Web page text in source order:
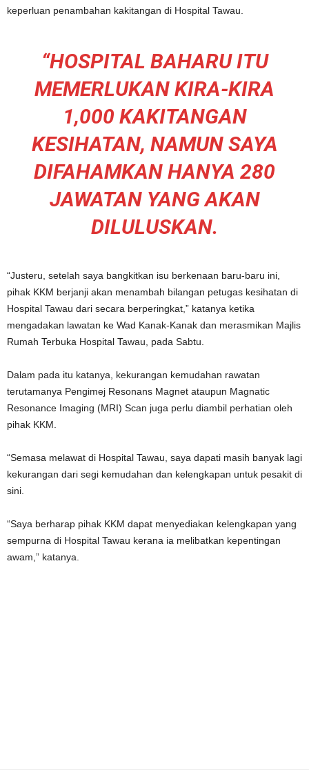
keperluan penambahan kakitangan di Hospital Tawau.
“HOSPITAL BAHARU ITU
MEMERLUKAN KIRA-KIRA
1,000 KAKITANGAN
KESIHATAN, NAMUN SAYA
DIFAHAMKAN HANYA 280
JAWATAN YANG AKAN
DILULUSKAN.
“Justeru, setelah saya bangkitkan isu berkenaan baru-baru ini,
pihak KKM berjanji akan menambah bilangan petugas kesihatan di
Hospital Tawau dari secara berperingkat,” katanya ketika
mengadakan lawatan ke Wad Kanak-Kanak dan merasmikan Majlis
Rumah Terbuka Hospital Tawau, pada Sabtu.
Dalam pada itu katanya, kekurangan kemudahan rawatan
terutamanya Pengimej Resonans Magnet ataupun Magnatic
Resonance Imaging (MRI) Scan juga perlu diambil perhatian oleh
pihak KKM.
“Semasa melawat di Hospital Tawau, saya dapati masih banyak lagi
kekurangan dari segi kemudahan dan kelengkapan untuk pesakit di
sini.
“Saya berharap pihak KKM dapat menyediakan kelengkapan yang
sempurna di Hospital Tawau kerana ia melibatkan kepentingan
awam,” katanya.